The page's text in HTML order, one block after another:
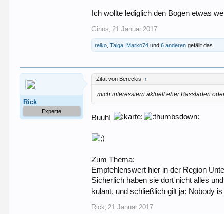
Ich wollte lediglich den Bogen etwas
Ginos 21.Januar.2017
reiko ,Taiga Marko74 und6 anderen gefällt das.
Rick
Experte
Zitat von Bereckis: ↑
mich interessiern aktuell eher Bassläden
Buuh!
Zum Thema:
Empfehlenswert hier in der Region
Sicherlich haben sie dort nicht alles
kulant, und schließlich gilt ja: Nobody
Rick 21.Januar.2017